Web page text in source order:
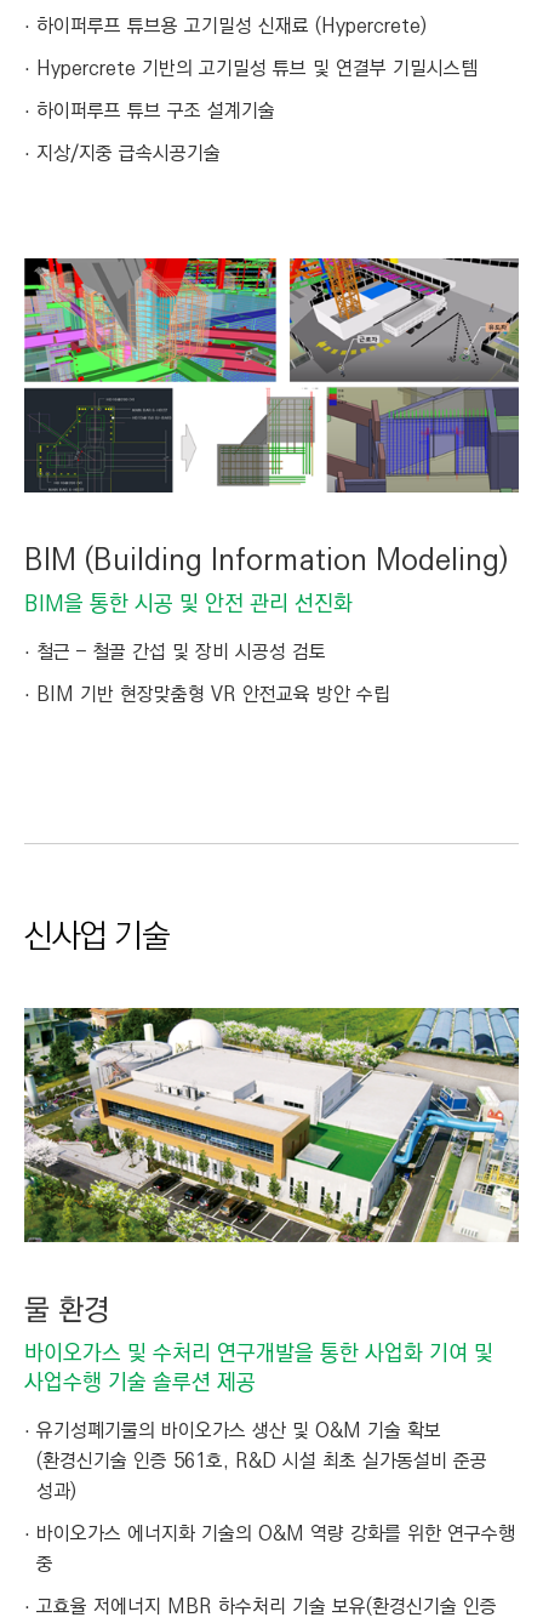
하이퍼루프 튜브용 고기밀성 신재료 (Hypercrete)
Hypercrete 기반의 고기밀성 튜브 및 연결부 기밀시스템
하이퍼루프 튜브 구조 설계기술
지상/지중 급속시공기술
BIM (Building Information Modeling)
BIM을 통한 시공 및 안전 관리 선진화
철근 – 철골 간섭 및 장비 시공성 검토
BIM 기반 현장맞춤형 VR 안전교육 방안 수립
신사업 기술
물 환경
바이오가스 및 수처리 연구개발을 통한 사업화 기여 및
사업수행 기술 솔루션 제공
유기성폐기물의 바이오가스 생산 및 O&M 기술 확보
(환경신기술 인증 561호, R&D 시설 최초 실가동설비 준공
성과)
바이오가스 에너지화 기술의 O&M 역량 강화를 위한 연구수행
중
고효율 저에너지 MBR 하수처리 기술 보유(환경신기술 인증